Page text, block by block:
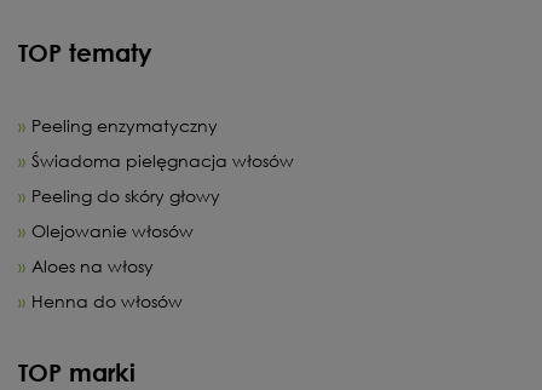
TOP tematy
Peeling enzymatyczny
Świadoma pielęgnacja włosów
Peeling do skóry głowy
Olejowanie włosów
Aloes na włosy
Henna do włosów
TOP marki